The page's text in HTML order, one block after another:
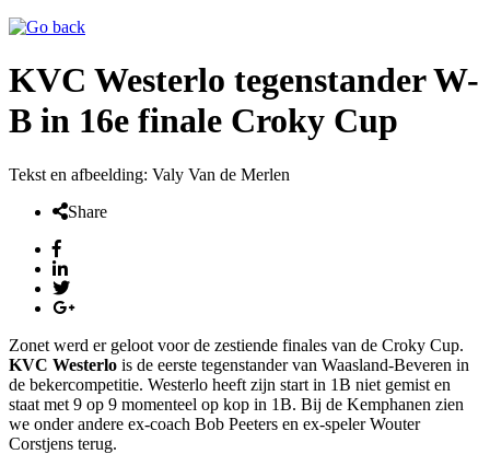
KVC Westerlo tegenstander W-
B in 16e finale Croky Cup
Tekst en afbeelding: Valy Van de Merlen
Share
Zonet werd er geloot voor de zestiende finales van de Croky Cup.
KVC Westerlo is de eerste tegenstander van Waasland-Beveren in
de bekercompetitie. Westerlo heeft zijn start in 1B niet gemist en
staat met 9 op 9 momenteel op kop in 1B. Bij de Kemphanen zien
we onder andere ex-coach Bob Peeters en ex-speler Wouter
Corstjens terug.